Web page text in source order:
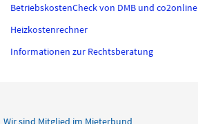
BetriebskostenCheck von DMB und co2online
Heizkostenrechner
Informationen zur Rechtsberatung
Wir sind Mitglied im Mieterbund